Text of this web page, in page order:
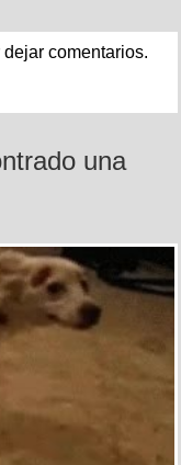
comentarios.
una